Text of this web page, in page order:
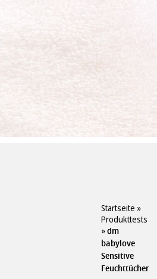
Startseite »
Produkttests
»dm
babylove
Sensitive
Feuchttücher